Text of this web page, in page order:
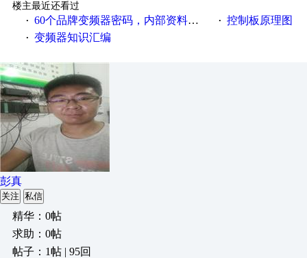
楼主最近还看过
· 60个品牌变频器密码，内部资料收藏 · 控制板原理图
· 变频器知识汇编
彭真
关注 私信
精华：0帖
求助：0帖
帖子：1帖 | 95回